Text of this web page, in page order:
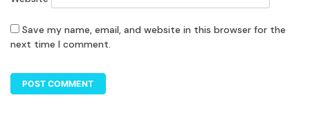
Save my name, email, and website in this browser for the
next time I comment.